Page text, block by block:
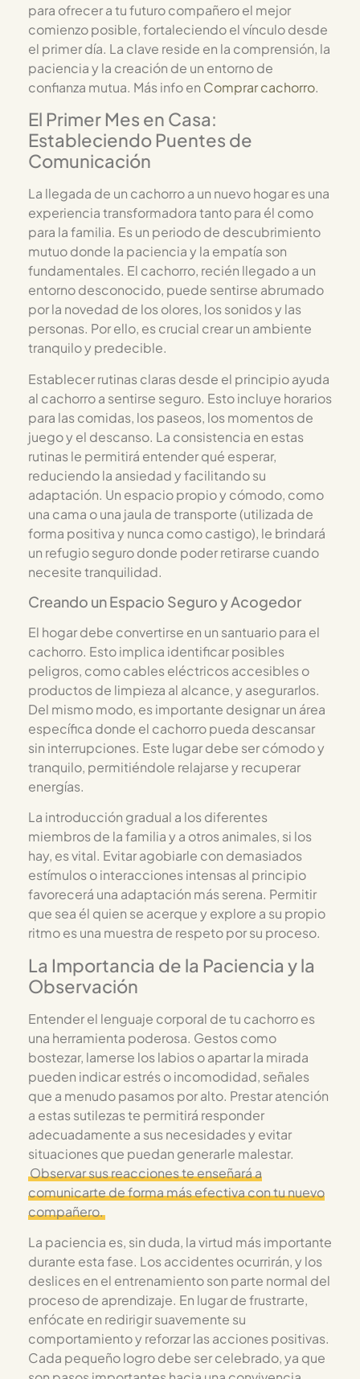
para ofrecer a tu futuro compañero el mejor
comienzo posible, fortaleciendo el vínculo desde
el primer día. La clave reside en la comprensión, la
paciencia y la creación de un entorno de
confianza mutua. Más info en Comprar cachorro.
El Primer Mes en Casa:
Estableciendo Puentes de
Comunicación
La llegada de un cachorro a un nuevo hogar es una
experiencia transformadora tanto para él como
para la familia. Es un periodo de descubrimiento
mutuo donde la paciencia y la empatía son
fundamentales. El cachorro, recién llegado a un
entorno desconocido, puede sentirse abrumado
por la novedad de los olores, los sonidos y las
personas. Por ello, es crucial crear un ambiente
tranquilo y predecible.
Establecer rutinas claras desde el principio ayuda
al cachorro a sentirse seguro. Esto incluye horarios
para las comidas, los paseos, los momentos de
juego y el descanso. La consistencia en estas
rutinas le permitirá entender qué esperar,
reduciendo la ansiedad y facilitando su
adaptación. Un espacio propio y cómodo, como
una cama o una jaula de transporte (utilizada de
forma positiva y nunca como castigo), le brindará
un refugio seguro donde poder retirarse cuando
necesite tranquilidad.
Creando un Espacio Seguro y Acogedor
El hogar debe convertirse en un santuario para el
cachorro. Esto implica identificar posibles
peligros, como cables eléctricos accesibles o
productos de limpieza al alcance, y asegurarlos.
Del mismo modo, es importante designar un área
específica donde el cachorro pueda descansar
sin interrupciones. Este lugar debe ser cómodo y
tranquilo, permitiéndole relajarse y recuperar
energías.
La introducción gradual a los diferentes
miembros de la familia y a otros animales, si los
hay, es vital. Evitar agobiarle con demasiados
estímulos o interacciones intensas al principio
favorecerá una adaptación más serena. Permitir
que sea él quien se acerque y explore a su propio
ritmo es una muestra de respeto por su proceso.
La Importancia de la Paciencia y la
Observación
Entender el lenguaje corporal de tu cachorro es
una herramienta poderosa. Gestos como
bostezar, lamerse los labios o apartar la mirada
pueden indicar estrés o incomodidad, señales
que a menudo pasamos por alto. Prestar atención
a estas sutilezas te permitirá responder
adecuadamente a sus necesidades y evitar
situaciones que puedan generarle malestar.
Observar sus reacciones te enseñará a
comunicarte de forma más efectiva con tu nuevo
compañero.
La paciencia es, sin duda, la virtud más importante
durante esta fase. Los accidentes ocurrirán, y los
deslices en el entrenamiento son parte normal del
proceso de aprendizaje. En lugar de frustrarte,
enfócate en redirigir suavemente su
comportamiento y reforzar las acciones positivas.
Cada pequeño logro debe ser celebrado, ya que